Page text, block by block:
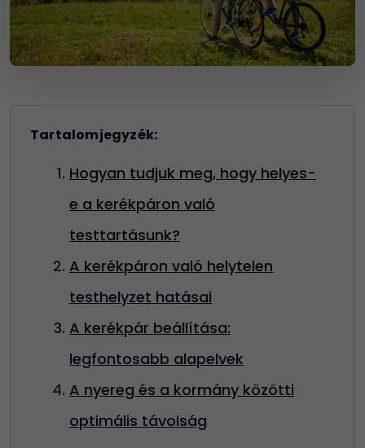
Tartalomjegyzék:
Hogyan tudjuk meg, hogy helyes-
e a kerékpáron való
testtartásunk?
A kerékpáron való helytelen
testhelyzet hatásai
A kerékpár beállítása:
legfontosabb alapelvek
A nyereg és a kormány közötti
optimális távolság